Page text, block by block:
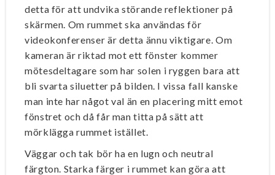
detta för att undvika störande reflektioner på
skärmen. Om rummet ska användas för
videokonferenser är detta ännu viktigare. Om
kameran är riktad mot ett fönster kommer
mötesdeltagare som har solen i ryggen bara att
bli svarta siluetter på bilden. I vissa fall kanske
man inte har något val än en placering mitt emot
fönstret och då får man titta på sätt att
mörklägga rummet istället.
Väggar och tak bör ha en lugn och neutral
färgton. Starka färger i rummet kan göra att